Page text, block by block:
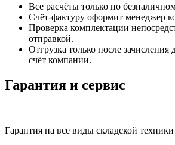
Все расчёты только по
Счёт-фактуру оформит менеджер
Проверка комплектации
отправкой.
Отгрузка только после
счёт компании.
Гарантия и сервис
Гарантия на все виды складской